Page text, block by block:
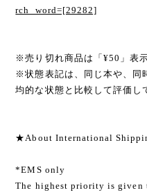
rch_word=[29282]
※売り切れ商品は「¥50」表
※状態表記は、同じ本や、同
均的な状態と比較して評価し
★About International
*EMS only
The highest priority is